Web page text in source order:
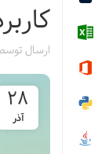
ارسال
۲۸
آذر